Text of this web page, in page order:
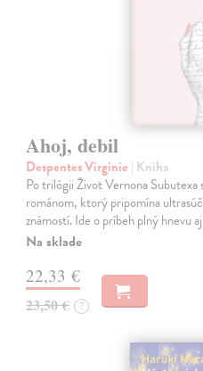
Ahoj, debil
Despentes Virginie | Kniha
Po trilógii Život Vernona Subutexa
románom, ktorý pripomína
známostí. Ide o príbeh plný hnevu
Na sklade
22,33 €
23,50 € ?